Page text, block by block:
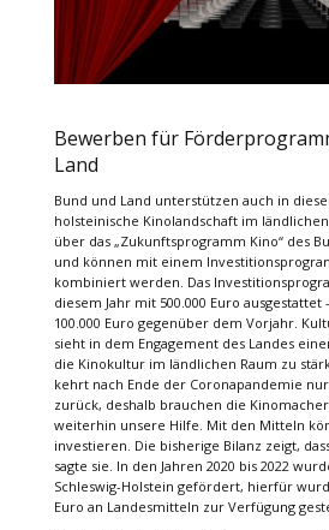
Bewerben für
Land
Bund und Land unterstützen auch in
holsteinische Kinolandschaft im
über das „Zukunftsprogramm Kino“ des
und können mit einem
kombiniert werden. Das
diesem Jahr mit 500.000 Euro ausgestattet
100.000 Euro gegenüber dem Vorjahr.
sieht in dem Engagement des Landes
die Kinokultur im ländlichen Raum zu
kehrt nach Ende der Coronapandemie
zurück, deshalb brauchen die
weiterhin unsere Hilfe. Mit den Mitteln
investieren. Die bisherige Bilanz zeigt,
sagte sie. In den Jahren 2020 bis 2022
Schleswig-Holstein gefördert, hierfür
Euro an Landesmitteln zur Verfügung